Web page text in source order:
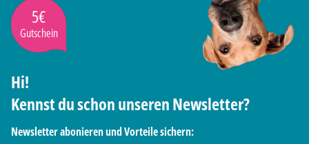
5€
Gutschein
Hi!
Kennst du schon unseren Newsletter?
Newsletter abonieren und Vorteile sichern: